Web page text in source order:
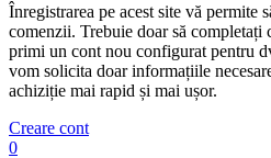
Înregistrarea pe acest site vă permite
comenzii. Trebuie doar să completați
primi un cont nou configurat pentru
vom solicita doar informațiile
achiziție mai rapid și mai ușor.
Creare cont
0